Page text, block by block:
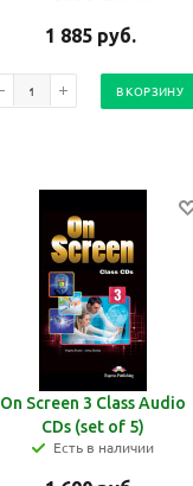
1 885 руб.
В КОРЗИНУ
On Screen 3 Class Audio
CDs (set of 5)
Есть в наличии